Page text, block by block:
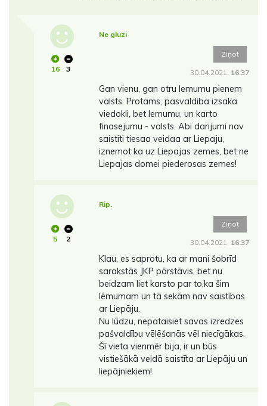
16 3
Ne gluzi
Ziņot
30.04.2021. 16:37
Gan vienu, gan otru lemumu pienem
valsts. Protams, pasvaldiba izsaka
viedokli, bet lemumu, un karto
finasejumu - valsts. Abi darijumi nav
saistiti tiesaa veidaa ar Liepaju,
iznemot ka uz Liepajas zemes, bet ne
Liepajas domei piederosas zemes!
5 2
Rip.
Ziņot
30.04.2021. 16:37
Klau, es saprotu, ka ar mani šobrīd
sarakstās JKP pārstāvis, bet nu
beidzam liet karsto par to,ka šim
lēmumam un tā sekām nav saistības
ar Liepāju.
Nu lūdzu, nepataisiet savas izredzes
pašvaldību vēlēšanās vēl niecīgākas.
Šī vieta vienmēr bija, ir un būs
vistiešākā veidā saistīta ar Liepāju un
liepājniekiem!